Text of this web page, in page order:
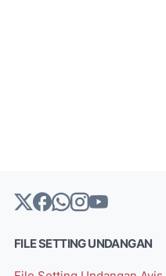
FILE SETTING UNDANGAN